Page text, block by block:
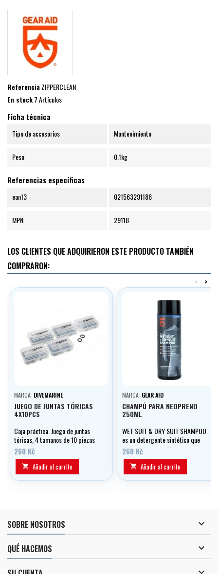
ReferenciaZIPPERCLEAN
En stock7 Artículos
Ficha técnica
Tipo de accesorios Mantenimiento
Peso 0.1kg
Referencias específicas
ean13 021563291186
MPN 29118
LOS CLIENTES QUE ADQUIRIERON ESTE PRODUCTO TAMBIÉN
COMPRARON:
>
<
MARCA: DIVEMARINE
JUEGO DE JUNTAS TÓRICAS
4X10PCS
Caja práctica. Juego de juntas
tóricas, 4 tamanos de 10 piezas
cada uno.
260 Kč
 Añadir al carrito
MARCA: GEAR AID
CHAMPÚ PARA NEOPRENO
250ML
WET SUIT & DRY SUIT SHAMPOO
es un detergente sintético que
contiene ingredientes activos
para el lavado a mano de trajes
de neopreno.
260 Kč
 Añadir al carrito
SOBRE NOSOTROS 
QUÉ HACEMOS 